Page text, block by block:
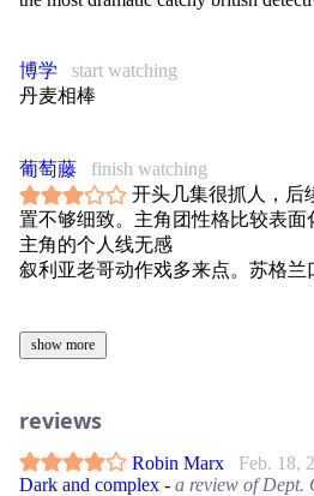
博学
start watching
丹麦相棒
葡萄藤
finish watching
开头几集很抓人，后
置不够细致。主角团性格比较表面
主角的个人线无感
叙利亚老哥动作戏多来点。苏格兰
show more
reviews
Robin Marx
Feb. 18,
Dark and complex - a review of Dept.